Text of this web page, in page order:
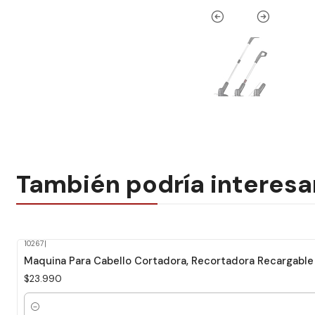
También podría
10267
Maquina Para Cabello Cortadora, Recortadora Recargable
$23.990